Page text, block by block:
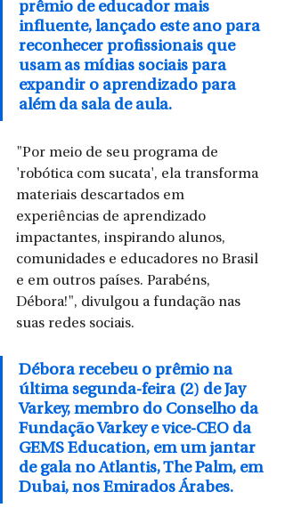
prêmio de educador mais
influente, lançado este ano para
reconhecer profissionais que
usam as mídias sociais para
expandir o aprendizado para
além da sala de aula.
"Por meio de seu programa de
'robótica com sucata', ela transforma
materiais descartados em
experiências de aprendizado
impactantes, inspirando alunos,
comunidades e educadores no Brasil
e em outros países. Parabéns,
Débora!", divulgou a fundação nas
suas redes sociais.
Débora recebeu o prêmio na
última segunda-feira (2) de Jay
Varkey, membro do Conselho da
Fundação Varkey e vice-CEO da
GEMS Education, em um jantar
de gala no Atlantis, The Palm, em
Dubai, nos Emirados Árabes.